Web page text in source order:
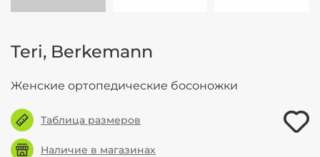
Teri, Berkemann
Женские ортопедические босоножки
Таблица размеров
Наличие в магазинах